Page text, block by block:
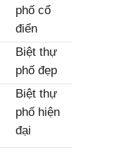
phố cổ
điển
Biệt thự
phố đẹp
Biệt thự
phố hiện
đại